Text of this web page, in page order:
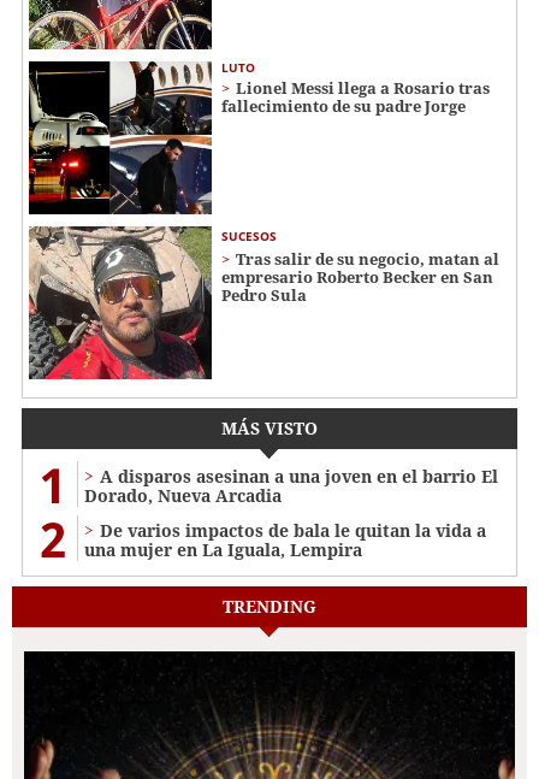
LUTO
Lionel Messi llega a Rosario tras
fallecimiento de su padre Jorge
SUCESOS
Tras salir de su negocio, matan al
empresario Roberto Becker en San
Pedro Sula
MÁS VISTO
1
A disparos asesinan a una joven en el barrio El
Dorado, Nueva Arcadia
2
De varios impactos de bala le quitan la vida a
una mujer en La Iguala, Lempira
TRENDING